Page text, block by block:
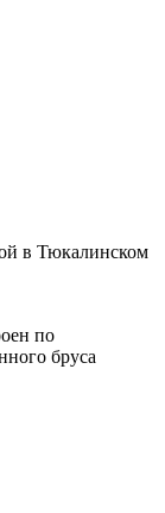
в Тюкалинском
по
бруса